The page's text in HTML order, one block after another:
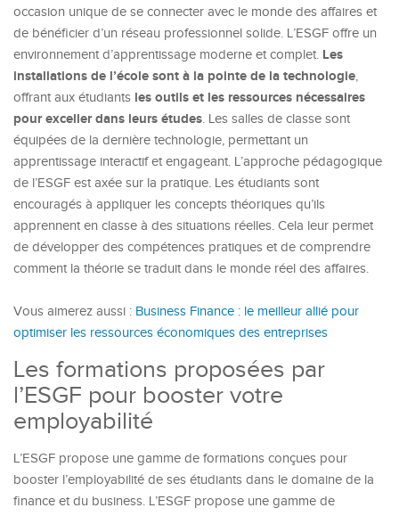
occasion unique de se connecter avec le monde des affaires et
de bénéficier d’un réseau professionnel solide. L’ESGF offre un
environnement d’apprentissage moderne et complet. Les
installations de l’école sont à la pointe de la technologie,
offrant aux étudiants les outils et les ressources nécessaires
pour exceller dans leurs études. Les salles de classe sont
équipées de la dernière technologie, permettant un
apprentissage interactif et engageant. L’approche pédagogique
de l’ESGF est axée sur la pratique. Les étudiants sont
encouragés à appliquer les concepts théoriques qu’ils
apprennent en classe à des situations réelles. Cela leur permet
de développer des compétences pratiques et de comprendre
comment la théorie se traduit dans le monde réel des affaires.
Vous aimerez aussi : Business Finance : le meilleur allié pour
optimiser les ressources économiques des entreprises
Les formations proposées par
l’ESGF pour booster votre
employabilité
L’ESGF propose une gamme de formations conçues pour
booster l’employabilité de ses étudiants dans le domaine de la
finance et du business. L’ESGF propose une gamme de